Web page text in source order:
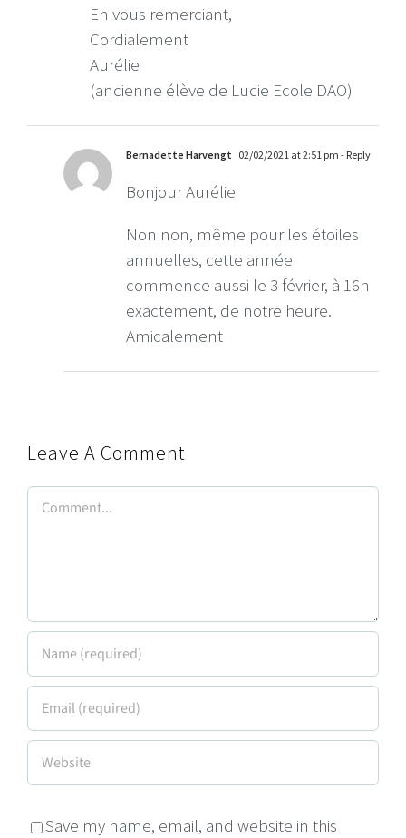
En vous remerciant,
Cordialement
Aurélie
(ancienne élève de Lucie Ecole DAO)
Bernadette Harvengt 02/02/2021 at 2:51 pm - Reply
Bonjour Aurélie
Non non, même pour les étoiles
annuelles, cette année
commence aussi le 3 février, à 16h
exactement, de notre heure.
Amicalement
Leave A Comment
Comment
Save my name, email, and website in this